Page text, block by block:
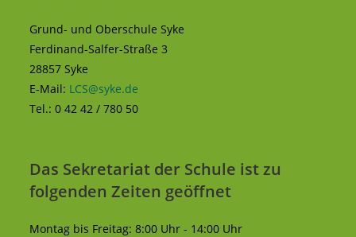
Grund- und Oberschule Syke
Ferdinand-Salfer-Straße 3
28857 Syke
E-Mail: LCS@syke.de
Tel.: 0 42 42 / 780 50
Das Sekretariat der Schule ist zu
folgenden Zeiten geöffnet
Montag bis Freitag: 8:00 Uhr - 14:00 Uhr